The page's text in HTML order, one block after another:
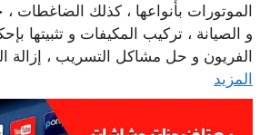
الموتورات بأنواعها ، كذلك
و الصيانة ، تركيب المكيفات و تثبيتها
الفريون و حل مشاكل التسريب ، إزالة
المزيد